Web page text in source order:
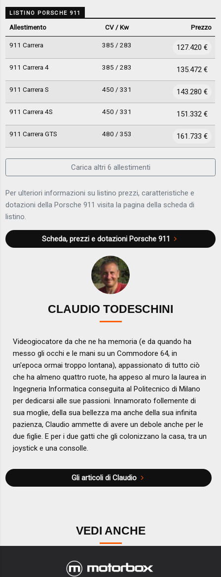
LISTINO PORSCHE 911
Allestimento CV / Kw Prezzo
911 Carrera 385 / 283 127.420 €
911 Carrera 4 385 / 283 135.472 €
911 Carrera S 450 / 331 143.280 €
911 Carrera 4S 450 / 331 151.332 €
911 Carrera GTS 480 / 353 161.733 €
Carica altri 6 allestimenti
Per ulteriori informazioni su listino prezzi, caratteristiche e
dotazioni della Porsche 911 visita la pagina della scheda di
listino.
Scheda, prezzi e dotazioni Porsche 911
CLAUDIO TODESCHINI
Videogiocatore da che ne ha memoria (e da quando ha
messo gli occhi e le mani su un Commodore 64, in
un'epoca ormai troppo lontana), appassionato di tutto ciò
che ha almeno quattro ruote, ha appeso al muro la laurea in
Ingegneria Informatica conseguita al Politecnico di Milano
per dedicarsi alle sue passioni. Innamorato follemente di
sua moglie, della sua bellezza ma anche della sua infinita
pazienza, Claudio ammette di avere un debole anche per le
due figlie. E per i due gatti che gli colonizzano la casa, tra un
joystick e una consolle.
Gli articoli di Claudio
VEDI ANCHE